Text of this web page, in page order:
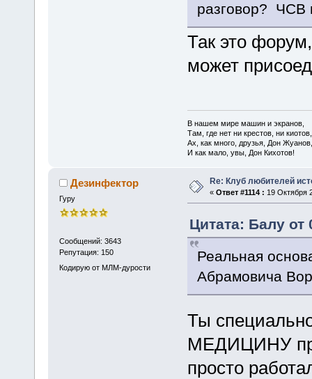
разговор? ЧСВ
Так это
может
В нашем мире машин и экранов,
Там, где нет ни крестов, ни киотов,
Ах, как много, друзья, Дон Жуанов,
И как мало, увы, Дон Кихотов!
Дезинфектор
Гуру
Сообщений: 3643
Репутация: 150
Кодирую от МЛМ-дурости
Re: Клуб любителей
« Ответ #1114 : 19 Октября
Цитата: Балу от
Реальная
Абрамовича
Ты
МЕДИЦИНУ
просто